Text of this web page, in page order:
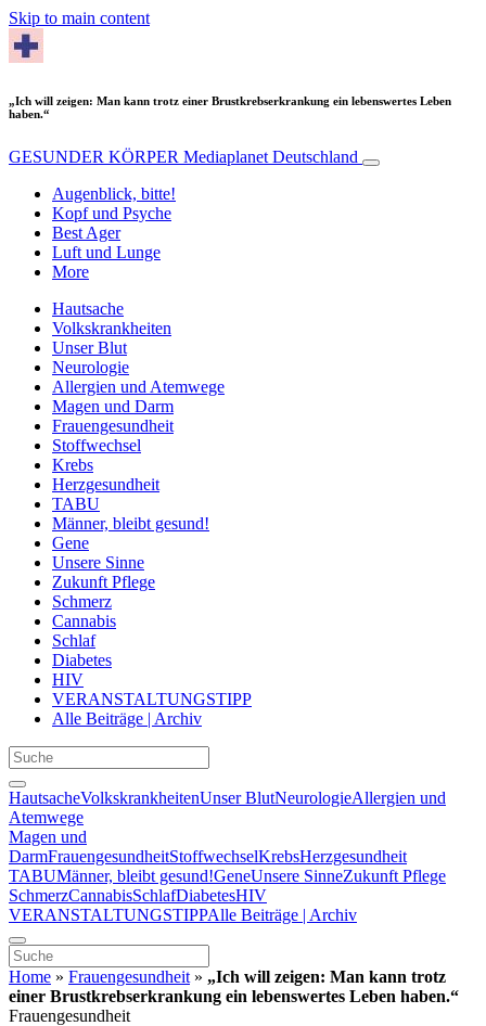
Skip to main content
„Ich will zeigen: Man kann trotz einer Brustkrebserkrankung ein lebenswertes Leben
haben.“
GESUNDER KÖRPER Mediaplanet Deutschland
Augenblick, bitte!
Kopf und Psyche
Best Ager
Luft und Lunge
More
Hautsache
Volkskrankheiten
Unser Blut
Neurologie
Allergien und Atemwege
Magen und Darm
Frauengesundheit
Stoffwechsel
Krebs
Herzgesundheit
TABU
Männer, bleibt gesund!
Gene
Unsere Sinne
Zukunft Pflege
Schmerz
Cannabis
Schlaf
Diabetes
HIV
VERANSTALTUNGSTIPP
Alle Beiträge | Archiv
HautsacheVolkskrankheitenUnser BlutNeurologieAllergien und
Atemwege
Magen und
DarmFrauengesundheitStoffwechselKrebsHerzgesundheit
TABUMänner, bleibt gesund!GeneUnsere SinneZukunft Pflege
SchmerzCannabisSchlafDiabetesHIV
VERANSTALTUNGSTIPPAlle Beiträge | Archiv
Home » Frauengesundheit » „Ich will zeigen: Man kann trotz
einer Brustkrebserkrankung ein lebenswertes Leben haben.“
Frauengesundheit